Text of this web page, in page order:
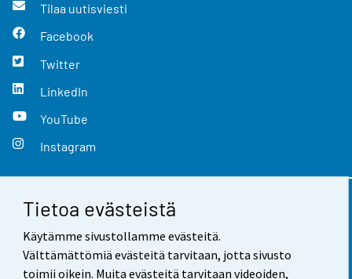
Tietoa evästeistä
Käytämme sivustollamme evästeitä.
Välttämättömiä evästeitä tarvitaan, jotta sivusto
toimii oikein. Muita evästeitä tarvitaan videoiden,
Tilaa uutisviesti
Facebook
Twitter
LinkedIn
YouTube
Instagram
Yhteystiedot
Palaute
Käyttöehdot